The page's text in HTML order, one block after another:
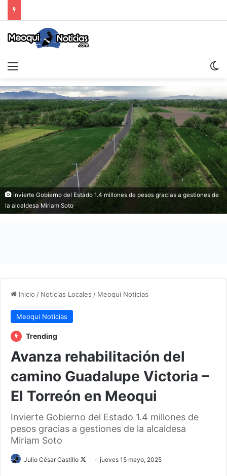
Menu
Invierte Gobierno del Estado 1.4 millones de pesos gracias a gestiones de
la alcaldesa Miriam Soto
Inicio / Noticias Locales / Meoqui Noticias
Meoqui Noticias
Trending
Avanza rehabilitación del
camino Guadalupe Victoria –
El Torreón en Meoqui
Invierte Gobierno del Estado 1.4 millones de
pesos gracias a gestiones de la alcaldesa
Miriam Soto
Julio César Castillo
Followjueves 15 mayo, 2025